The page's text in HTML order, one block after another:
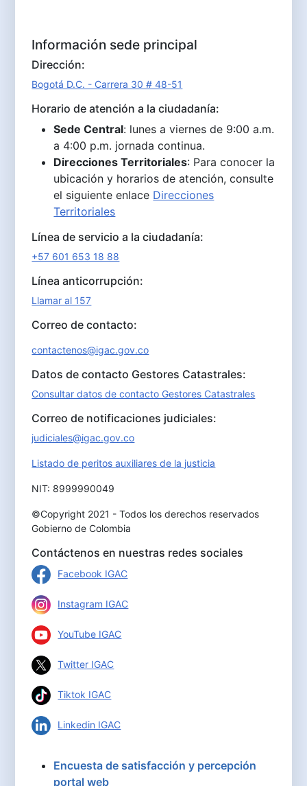
Información sede principal
Dirección:
Bogotá D.C. - Carrera 30 # 48-51
Horario de atención a la ciudadanía:
Sede Central: lunes a viernes de 9:00 a.m.
a 4:00 p.m. jornada continua.
Direcciones Territoriales: Para conocer la
ubicación y horarios de atención, consulte
el siguiente enlace Direcciones
Territoriales
Línea de servicio a la ciudadanía:
+57 601 653 18 88
Línea anticorrupción:
Llamar al 157
Correo de contacto:
contactenos@igac.gov.co
Datos de contacto Gestores Catastrales:
Consultar datos de contacto Gestores Catastrales
Correo de notificaciones judiciales:
judiciales@igac.gov.co
Listado de peritos auxiliares de la justicia
NIT: 8999990049
©Copyright 2021 - Todos los derechos reservados
Gobierno de Colombia
Contáctenos en nuestras redes sociales
Facebook IGAC
Instagram IGAC
YouTube IGAC
Twitter IGAC
Tiktok IGAC
Linkedin IGAC
Encuesta de satisfacción y percepción
portal web